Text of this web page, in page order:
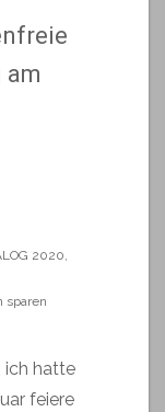
am
2020
sparen
ich hatte
feiere